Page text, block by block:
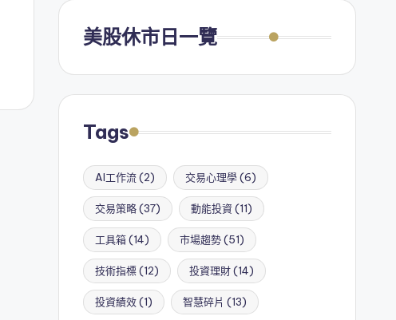
美股休市日一覽
Tags
AI工作流(2) 交易心理學(6)
交易策略(37) 動能投資(11)
工具箱(14) 市場趨勢(51)
技術指標(12) 投資理財(14)
投資績效(1) 智慧碎片 (13)